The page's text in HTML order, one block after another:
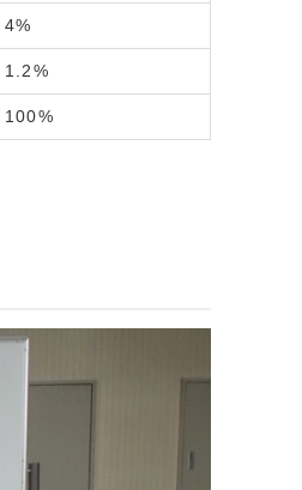
4%
1.2%
100%